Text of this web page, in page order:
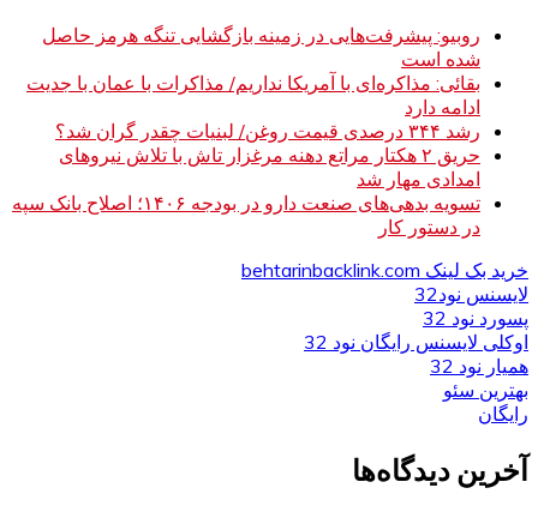
روبیو: پیشرفت‌هایی در زمینه بازگشایی تنگه هرمز حاصل
شده است
بقائی: مذاکره‌ای با آمریکا نداریم/ مذاکرات با عمان با جدیت
ادامه دارد
رشد ۳۴۴ درصدی قیمت روغن/ لبنیات چقدر گران شد؟
حریق ۲ هکتار مراتع دهنه مرغزار تاش با تلاش نیروهای
امدادی مهار شد
تسویه بدهی‌های صنعت دارو در بودجه ۱۴۰۶؛ اصلاح بانک سپه
در دستور کار
خرید بک لینک behtarinbacklink.com
لایسنس نود32
پسورد نود 32
اوکلی لایسنس رایگان نود 32
همیار نود 32
بهترین سئو
رایگان
آخرین دیدگاه‌ها